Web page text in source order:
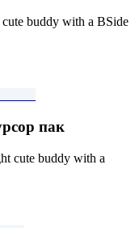
buddy with a BSide
пак
cute buddy with a